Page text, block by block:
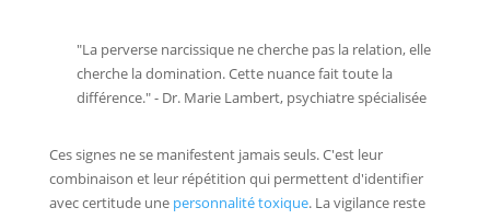
"La perverse narcissique ne cherche pas la relation, elle
cherche la domination. Cette nuance fait toute la
différence." - Dr. Marie Lambert, psychiatre spécialisée
Ces signes ne se manifestent jamais seuls. C'est leur
combinaison et leur répétition qui permettent d'identifier
avec certitude une personnalité toxique. La vigilance reste